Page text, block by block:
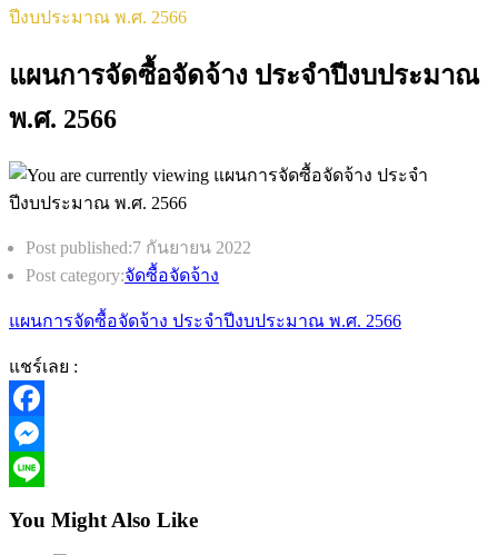
ปีงบประมาณ พ.ศ. 2566
แผนการจัดซื้อจัดจ้าง ประจำปีงบประมาณ
พ.ศ. 2566
Post published:7 กันยายน 2022
Post category:จัดซื้อจัดจ้าง
แผนการจัดซื้อจัดจ้าง ประจำปีงบประมาณ พ.ศ. 2566
แชร์เลย :
Facebook
Messenger
You Might Also Like